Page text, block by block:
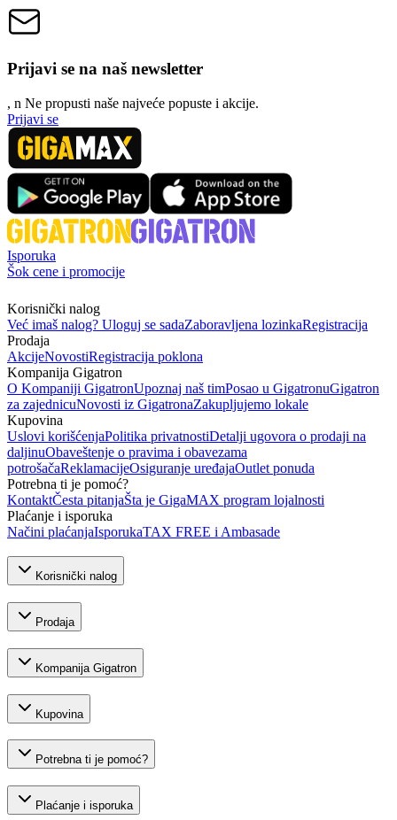
Prijavi se na naš newsletter
, n Ne propusti naše najveće popuste i akcije.
Prijavi se
Isporuka
Šok cene i promocije
Korisnički nalog
Već imaš nalog? Uloguj se sadaZaboravljena lozinkaRegistracija
Prodaja
AkcijeNovostiRegistracija poklona
Kompanija Gigatron
O Kompaniji GigatronUpoznaj naš timPosao u GigatronuGigatron
za zajednicuNovosti iz GigatronaZakupljujemo lokale
Kupovina
Uslovi korišćenjaPolitika privatnostiDetalji ugovora o prodaji na
daljinuObaveštenje o pravima i obavezama
potrošačaReklamacijeOsiguranje uređajaOutlet ponuda
Potrebna ti je pomoć?
KontaktČesta pitanjaŠta je GigaMAX program lojalnosti
Plaćanje i isporuka
Načini plaćanjaIsporukaTAX FREE i Ambasade
Korisnički nalog
Prodaja
Kompanija Gigatron
Kupovina
Potrebna ti je pomoć?
Plaćanje i isporuka